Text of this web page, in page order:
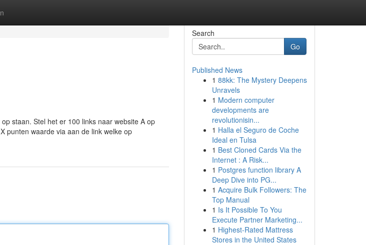
staan. Stel het er 100 links naar website A op
punten waarde via aan de link welke op
Search
Go
Published News
1 88kk: The Mystery Deepens
Unravels
1 Modern computer
developments are
revolutionisin...
1 Halla el Seguro de Coche
Ideal en Tulsa
1 Best Cloned Cards Via the
Internet : A Risk...
1 Postgres function library A
Deep Dive into PG...
1 Acquire Bulk Followers: The
Top Manual
1 Is It Possible To You
Execute Partner Marketing...
1 Highest-Rated Mattress
Stores in the United States